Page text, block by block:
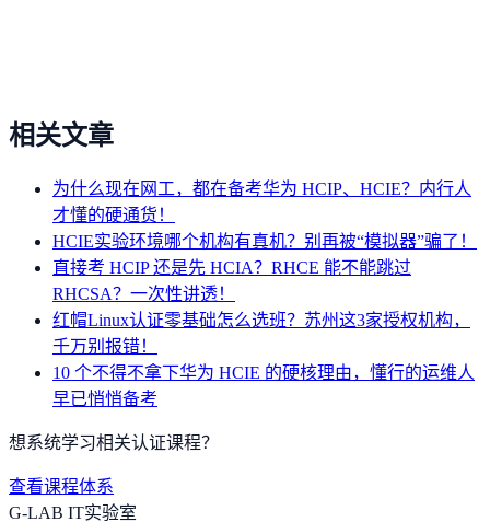
相关文章
为什么现在网工，都在备考华为 HCIP、HCIE？内行人
才懂的硬通货！
HCIE实验环境哪个机构有真机？别再被“模拟器”骗了！
直接考 HCIP 还是先 HCIA？RHCE 能不能跳过
RHCSA？一次性讲透！
红帽Linux认证零基础怎么选班？苏州这3家授权机构，
千万别报错！
10 个不得不拿下华为 HCIE 的硬核理由，懂行的运维人
早已悄悄备考
想系统学习相关认证课程？
查看课程体系
G-LAB IT实验室